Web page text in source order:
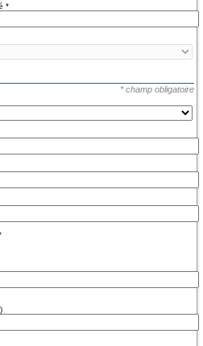
*
* champ obligatoire